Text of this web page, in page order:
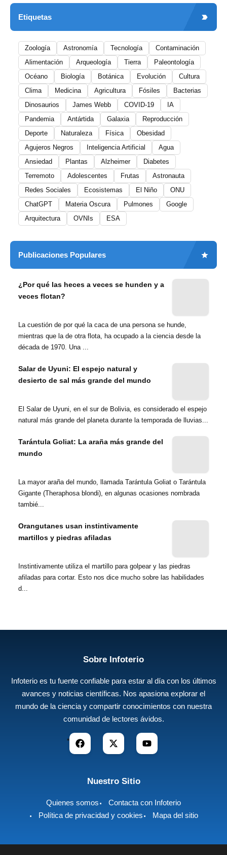
Etiquetas
Zoología Astronomía Tecnología
Contaminación
Alimentación
Arqueología Tierra
Paleontología
Océano
Biología Botánica Evolución
Cultura
Clima
Medicina Agricultura Fósiles
Bacterias
Dinosaurios
James Webb COVID-19
IA
Pandemia
Antártida Galaxia
Reproducción
Deporte
Naturaleza Física
Obesidad
Agujeros Negros
Inteligencia Artificial
Agua
Ansiedad
Plantas Alzheimer
Diabetes
Terremoto
Adolescentes Frutas
Astronauta
Redes Sociales
Ecosistemas El Niño
ONU
ChatGPT
Materia Oscura Pulmones
Google
Arquitectura
OVNIs ESA
Publicaciones Populares
¿Por qué las heces a veces se hunden y a
veces flotan?
La cuestión de por qué la caca de una persona se hunde,
mientras que la de otra flota, ha ocupado a la ciencia desde la
década de 1970. Una ...
Salar de Uyuni: El espejo natural y
desierto de sal más grande del mundo
El Salar de Uyuni, en el sur de Bolivia, es considerado el espejo
natural más grande del planeta durante la temporada de lluvias...
Tarántula Goliat: La araña más grande del
mundo
La mayor araña del mundo, llamada Tarántula Goliat o Tarántula
Gigante (Theraphosa blondi), en algunas ocasiones nombrada
tambié...
Orangutanes usan instintivamente
martillos y piedras afiladas
Instintivamente utiliza el martillo para golpear y las piedras
afiladas para cortar. Esto nos dice mucho sobre las habilidades
d...
Sobre Infoterio
Infoterio es tu fuente confiable para estar al día con los últimos
avances y noticias científicas. Nos apasiona explorar el
mundo de la ciencia y compartir conocimientos con nuestra
comunidad de lectores ávidos.
Nuestro Sitio
Quienes somos
Contacta con Infoterio
Política de privacidad y cookies
Mapa del sitio